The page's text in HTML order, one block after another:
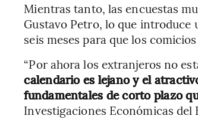
Mientras tanto, las encuestas
Gustavo Petro, lo que introduce
seis meses para que los
“Por ahora los extranjeros no
calendario es lejano y el
fundamentales de corto plazo
Investigaciones Económicas del